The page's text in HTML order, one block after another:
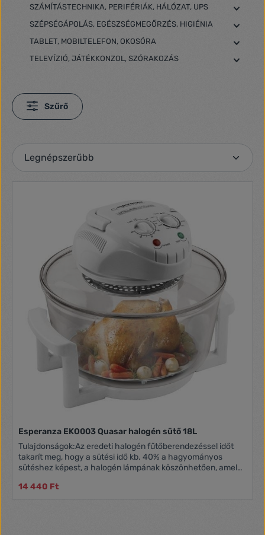
SZÁMÍTÁSTECHNIKA, PERIFÉRIÁK, HÁLÓZAT, UPS
SZÉPSÉGÁPOLÁS, EGÉSZSÉGMEGŐRZÉS, HIGIÉNIA
TABLET, MOBILTELEFON, OKOSÓRA
TELEVÍZIÓ, JÁTÉKKONZOL, SZÓRAKOZÁS
Szűrő
Esperanza EKO003 Quasar halogén sütő 18L
Tulajdonságok:Az eredeti halogén fűtőberendezéssel időt
takarít meg, hogy a sütési idő kb. 40% a hagyományos
sütéshez képest, a halogén lámpának köszönhetően, amely
felmelegszik, így megőrzi az étel a természetes ízt és a
vitamintartalmát. A készüléket szilárd élelmiszerek
14 440 Ft